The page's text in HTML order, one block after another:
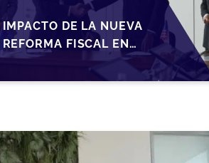
IMPACTO DE LA NUEVA
REFORMA FISCAL EN
LA TRANSMISIÓN DE
PYMES EN ESPAÑA